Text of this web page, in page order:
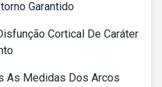
Garantido
Cortical De Caráter
As Medidas Dos Arcos